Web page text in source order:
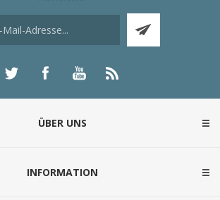
ÜBER UNS
INFORMATION